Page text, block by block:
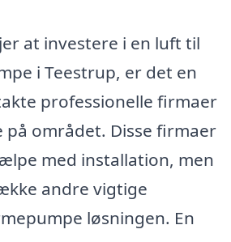
at investere i en luft til
i Teestrup, er det en
professionelle firmaer
på området. Disse firmaer
med installation, men
andre vigtige
løsningen. En